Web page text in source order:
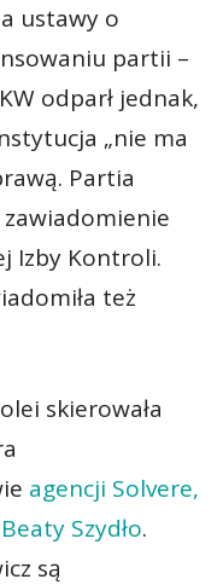
ustawy o
partii –
odparł jednak,
„nie ma
Partia
zawiadomienie
Izby Kontroli.
też
skierowała
agencji Solvere,
Szydło.
są